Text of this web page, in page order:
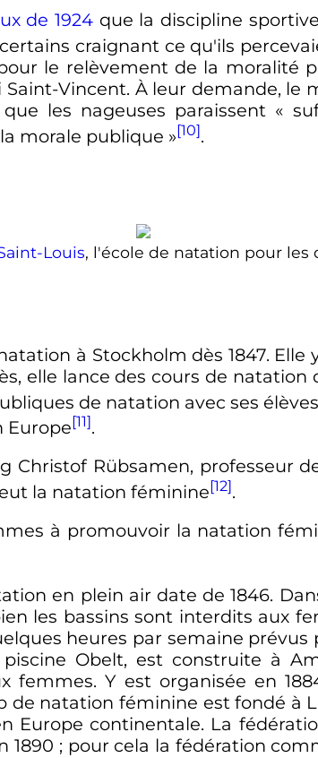
de 1924que la discipline
craignant ce qu'ils
le relèvement de la moralité
Saint-Vincent. À leur demande, le
les nageuses paraissent «
morale publique »[10].
Louis, l'école de natation pour les
à Stockholm dès 1847.
elle lance des cours de natation
de natation avec ses
Europe[11].
Christof Rübsamen, professeur
la natation féminine[12].
à promouvoir la natation
en plein air date de 1846.
les bassins sont interdits aux
heures par semaine
Obelt, est construite à
femmes. Y est organisée en
de natation féminine est fondé à
Europe continentale. La
1890 ; pour cela la fédération